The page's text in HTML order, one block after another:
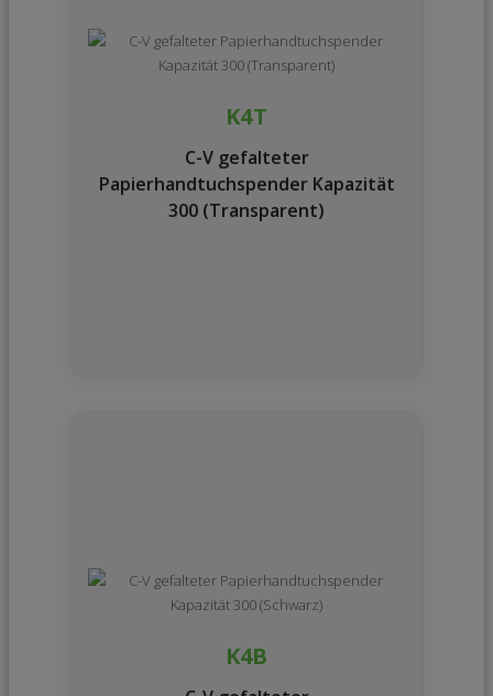
K4T
C-V gefalteter
Papierhandtuchspender Kapazität
300 (Transparent)
K4B